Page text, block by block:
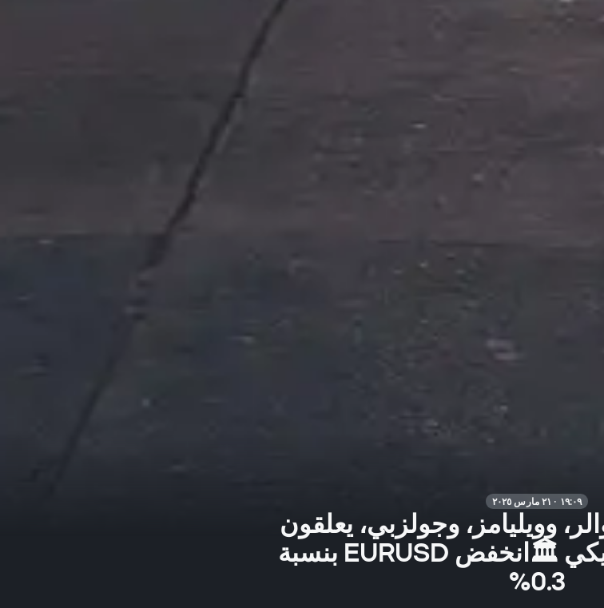
١٩:٠٩ · ٢١ مارس ٢٠٢٥
وويليامز، وجولزبي، يعلقون
على الاقتصاد الأمريكي 🏛️انخفض EURUSD بنسبة
0.3%